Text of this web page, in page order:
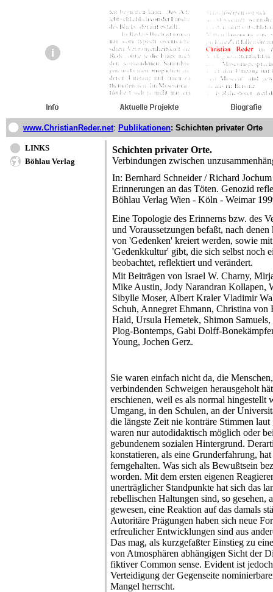
www.ChristianReder.net: Publikationen: Schichten privater Orte
LINKS
Böhlau Verlag
Schichten privater Orte.
Verbindungen zwischen
In: Bernhard Schneider / Richard
Erinnerungen an das Töten. Genozid
Böhlau Verlag Wien - Köln - Weimar
Eine Topologie des Erinnerns bzw. des
und Voraussetzungen befaßt, nach
von 'Gedenken' kreiert werden, sowie
'Gedenkkultur' gibt, die sich selbst noch
beobachtet, reflektiert und verändert.
Mit Beiträgen von Israel W. Charny,
Mike Austin, Jody Narandran
Sibylle Moser, Albert Kraler Vladimir
Schuh, Annegret Ehmann, Christina von
Haid, Ursula Hemetek, Shimon
Plog-Bontemps, Gabi Dolff-
Young, Jochen Gerz.
Sie waren einfach nicht da, die
verbindenden Schweigen herausgeholt
erschienen, weil es als normal hingestellt
Umgang, in den Schulen, an der
die längste Zeit nie konträre Stimmen
waren nur autodidaktisch möglich oder
gebundenem sozialen Hintergrund.
konstatieren, als eine Grunderfahrung,
ferngehalten. Was sich als Bewußtsein
worden. Mit dem ersten eigenen
unerträglicher Standpunkte hat sich das
rebellischen Haltungen sind, so gesehen,
gewesen, eine Reaktion auf das damals
Autoritäre Prägungen haben sich neue
erfreulicher Entwicklungen sind aus
Das mag, als kurzgefaßter Einstieg zu
von Atmosphären abhängigen Sicht der
fiktiver Common sense. Evident ist
Verteidigung der Gegenseite
Mangel herrscht.